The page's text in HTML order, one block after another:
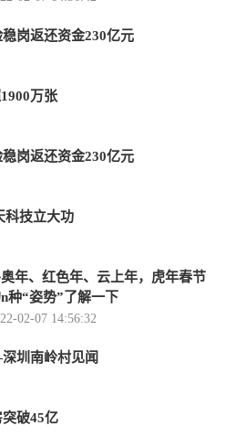
岗返还资金230亿元
万张
岗返还资金230亿元
科技立大功
年、红色年、云上年，虎年春节
种“姿势”了解一下
02-07 14:56:32
圳南岭村见闻
破45亿